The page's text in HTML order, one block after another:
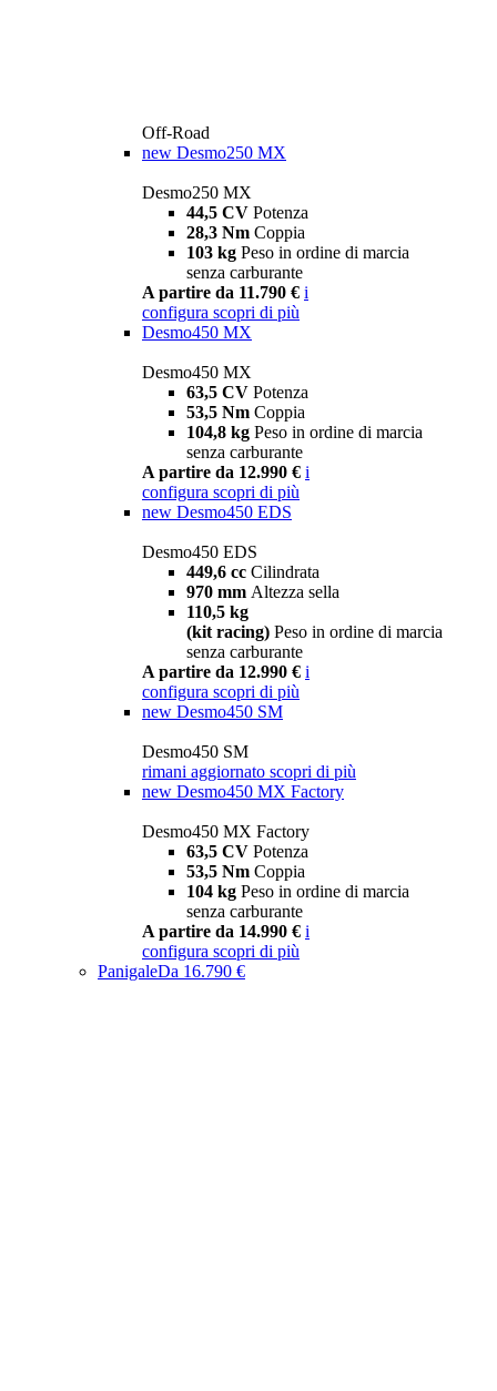
Off-Road
new Desmo250 MX
Desmo250 MX
44,5 CV Potenza
28,3 Nm Coppia
103 kg Peso in ordine di marcia
senza carburante
A partire da 11.790 € i
configura scopri di più
Desmo450 MX
Desmo450 MX
63,5 CV Potenza
53,5 Nm Coppia
104,8 kg Peso in ordine di marcia
senza carburante
A partire da 12.990 € i
configura scopri di più
new Desmo450 EDS
Desmo450 EDS
449,6 cc Cilindrata
970 mm Altezza sella
110,5 kg
(kit racing) Peso in ordine di marcia
senza carburante
A partire da 12.990 € i
configura scopri di più
new Desmo450 SM
Desmo450 SM
rimani aggiornato scopri di più
new Desmo450 MX Factory
Desmo450 MX Factory
63,5 CV Potenza
53,5 Nm Coppia
104 kg Peso in ordine di marcia
senza carburante
A partire da 14.990 € i
configura scopri di più
PanigaleDa 16.790 €